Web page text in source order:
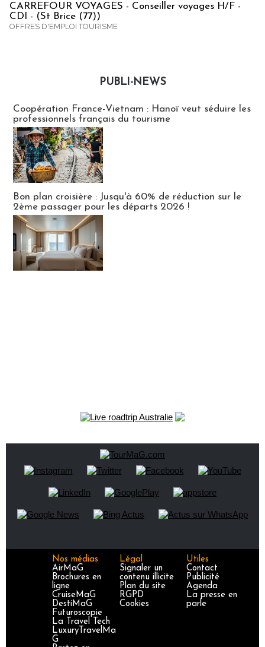
CARREFOUR VOYAGES - Conseiller voyages H/F -
CDI - (St Brice (77))
OFFRES D'EMPLOI TOURISME
PUBLI-NEWS
Coopération France-Vietnam : Hanoï veut séduire les
professionnels français du tourisme
Bon plan croisière : Jusqu'à 60% de réduction sur le
2ème passager pour les départs 2026 !
Nos médias
AirMaG
Brochures en
ligne
CruiseMaG
DestiMaG
Futuroscopie
La Travel Tech
LuxuryTravelMa
G
Légal
Signaler un
contenu illicite
Plan du site
RGPD
Cookies
Utiles
Contact
Publicité
Agenda
La presse en
parle